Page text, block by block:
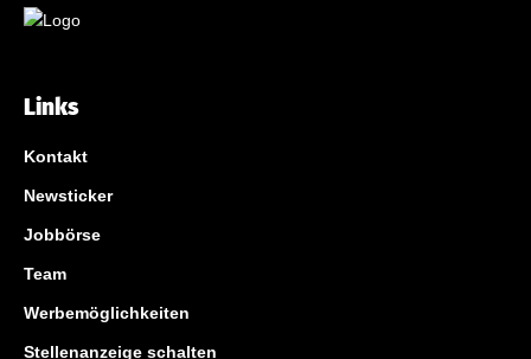
Links
Kontakt
Newsticker
Jobbörse
Team
Werbemöglichkeiten
Stellenanzeige schalten